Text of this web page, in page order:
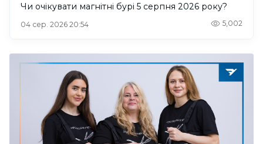
Чи очікувати магнітні бурі 5 серпня 2026 року?
04 сер. 2026 20:54 5,002